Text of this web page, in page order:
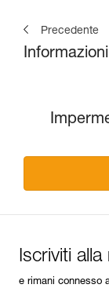
Precedente
Iscriviti
e rimani connesso